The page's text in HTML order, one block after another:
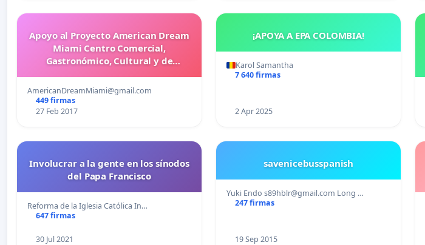
Apoyo al Proyecto American Dream
Miami Centro Comercial,
Gastronómico, Cultural y de
AmericanDreamMiami@gmail.com
449 firmas
27 Feb 2017
¡APOYA A EPA COLOMBIA!
Karol Samantha
7 640 firmas
2 Apr 2025
Involucrar a la gente en los sínodos
del Papa Francisco
Reforma de la Iglesia Católica In…
647 firmas
30 Jul 2021
savenicebusspanish
Yuki Endo s89hblr@gmail.com Long …
247 firmas
19 Sep 2015